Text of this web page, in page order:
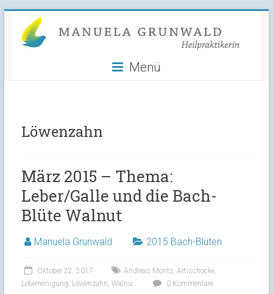
content
Manuela
Grunwald
Menü
Löwenzahn
März 2015 – Thema:
Leber/Galle und die Bach-
Blüte Walnut
Manuela Grunwald 2015 Bach-Blüten
Oktober 22, 2017 Andreas Moritz, Artischocke,
Leberreinigung Löwenzahn Walnu 0 Kommentare